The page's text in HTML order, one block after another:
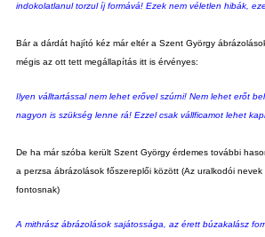
indokolatlanul torzul íj formává! Ezek nem véletlen hibák,
Bár a dárdát hajító kéz már eltér a Szent György
mégis az ott tett megállapítás itt is érvényes:
Ilyen válltartással nem lehet erővel szúrni! Nem lehet erőt
nagyon is szükség lenne rá! Ezzel csak vállficamot lehet
De ha már szóba került Szent György érdemes további
a perzsa ábrázolások főszereplői között (Az uralkodói
fontosnak)
A mithrász ábrázolások sajátossága, az érett búzakalász